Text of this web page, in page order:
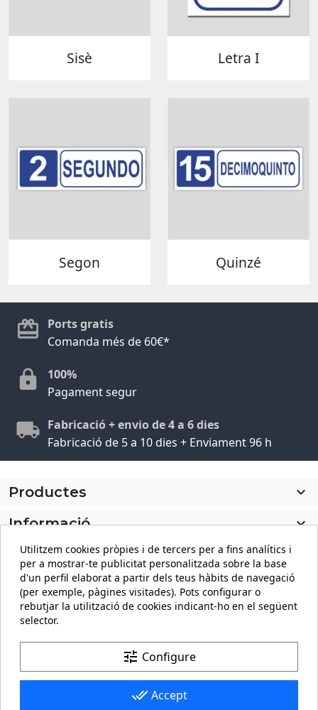
Sisè Letra I
Segon Quinzé
Ports gratis
Comanda més de 60€*
100%
Pagament segur
Fabricació + envio de 4 a 6 dies
Fabricació de 5 a 10 dies + Enviament 96 h
Productes

Informació

El meu compte
Informació sobre la botiga
keyboard_arrow_down
Utilitzem cookies pròpies i de tercers per a fins analítics i
per a mostrar-te publicitat personalitzada sobre la base
d'un perfil elaborat a partir dels teus hàbits de navegació
(per exemple, pàgines visitades). Pots configurar o
rebutjar la utilització de cookies indicant-ho en el següent
selector.
tune Configure
done_all Accept